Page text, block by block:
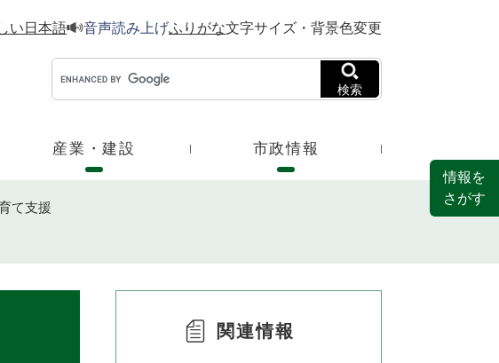
い日本語 音声読み上げふりがな文字サイズ・背景色変更
検索
産業・建設 市政情報
て支援
関連情報
情報を
さがす